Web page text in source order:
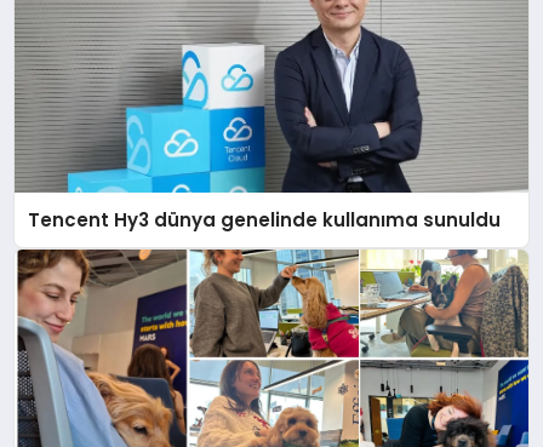
Tencent Hy3 dünya genelinde kullanıma sunuldu